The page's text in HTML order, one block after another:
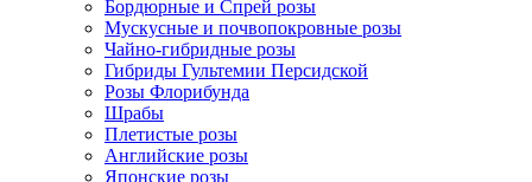
Бордюрные и Спрей розы
Мускусные и почвопокровные розы
Чайно-гибридные розы
Гибриды Гультемии Персидской
Розы Флорибунда
Шрабы
Плетистые розы
Английские розы
Японские розы